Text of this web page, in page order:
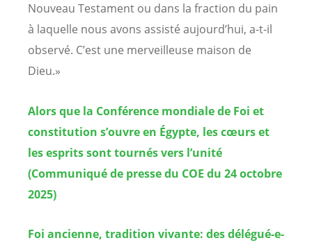
Nouveau Testament ou dans la fraction du pain
à laquelle nous avons assisté aujourd’hui, a-t-il
observé. C’est une merveilleuse maison de
Dieu.»
Alors que la Conférence mondiale de Foi et
constitution s’ouvre en Égypte, les cœurs et
les esprits sont tournés vers l’unité
(Communiqué de presse du COE du 24 octobre
2025)
Foi ancienne, tradition vivante: des délégué-e-